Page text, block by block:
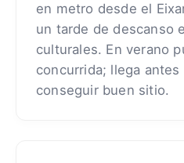
en metro desde el
un tarde de descanso
culturales. En verano
concurrida; llega
conseguir buen sitio.